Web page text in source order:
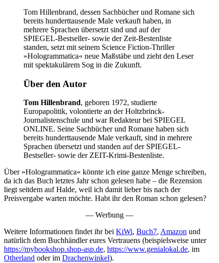
Tom Hillenbrand, dessen Sachbücher und Romane sich
bereits hunderttausende Male verkauft haben, in
mehrere Sprachen übersetzt sind und auf der
SPIEGEL-Bestseller- sowie der Zeit-Bestenliste
standen, setzt mit seinem Science Fiction-Thriller
»Hologrammatica« neue Maßstäbe und zieht den Leser
mit spektakulärem Sog in die Zukunft.
Über den Autor
Tom Hillenbrand, geboren 1972, studierte
Europapolitik, volontierte an der Holtzbrinck-
Journalistenschule und war Redakteur bei SPIEGEL
ONLINE. Seine Sachbücher und Romane haben sich
bereits hunderttausende Male verkauft, sind in mehrere
Sprachen übersetzt und standen auf der SPIEGEL-
Bestseller- sowie der ZEIT-Krimi-Bestenliste.
Über »Hologrammatica« könnte ich eine ganze Menge schreiben,
da ich das Buch letztes Jahr schon gelesen habe – die Rezension
liegt seitdem auf Halde, weil ich damit lieber bis nach der
Preisvergabe warten möchte. Habt ihr den Roman schon gelesen?
— Werbung —
Weitere Informationen findet ihr bei KiWi, Buch7, Amazon und
natürlich dem Buchhändler eures Vertrauens (beispielsweise unter
https://mybookshop.shop-asp.de, https://www.genialokal.de, im
Otherland oder im Drachenwinkel).